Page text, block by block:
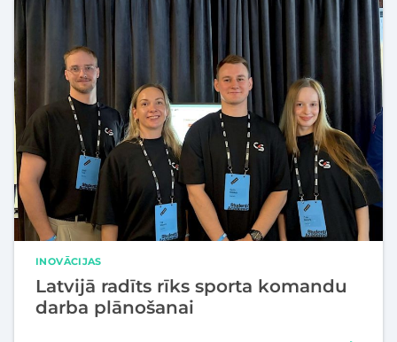
INOVĀCIJAS
Latvijā radīts rīks sporta komandu
darba plānošanai